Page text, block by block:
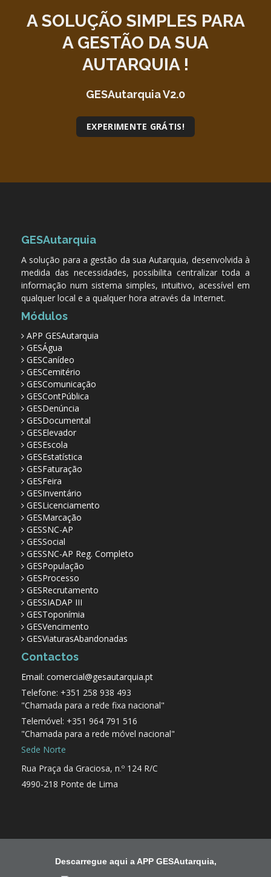
A SOLUÇÃO SIMPLES PARA
A GESTÃO DA SUA
AUTARQUIA !
GESAutarquia V2.0
EXPERIMENTE GRÁTIS!
GESAutarquia
A solução para a gestão da sua Autarquia, desenvolvida à
medida das necessidades, possibilita centralizar toda a
informação num sistema simples, intuitivo, acessível em
qualquer local e a qualquer hora através da Internet.
Módulos
APP GESAutarquia
GESÁgua
GESCanídeo
GESCemitério
GESComunicação
GESContPública
GESDenúncia
GESDocumental
GESElevador
GESEscola
GESEstatística
GESFaturação
GESFeira
GESInventário
GESLicenciamento
GESMarcação
GESSNC-AP
GESSocial
GESSNC-AP Reg. Completo
GESPopulação
GESProcesso
GESRecrutamento
GESSIADAP III
GESToponímia
GESVencimento
GESViaturasAbandonadas
Contactos
Email: comercial@gesautarquia.pt
Telefone: +351 258 938 493
"Chamada para a rede fixa nacional"
Telemóvel: +351 964 791 516
"Chamada para a rede móvel nacional"
Sede Norte
Rua Praça da Graciosa, n.º 124 R/C
4990-218 Ponte de Lima
Descarregue aqui a APP GESAutarquia,